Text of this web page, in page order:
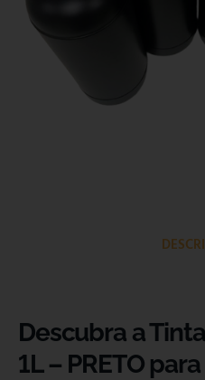
Descubra a
1L – PRETO